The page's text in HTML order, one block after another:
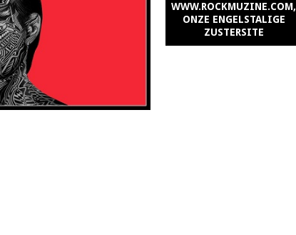
WWW.ROCKMUZINE.COM,
ONZE ENGELSTALIGE
ZUSTERSITE